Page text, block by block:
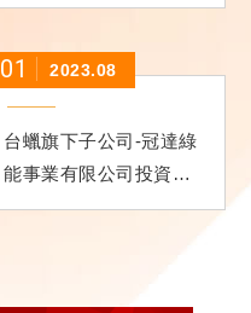
01 2023.08
台蠟旗下子公司-冠達綠
能事業有限公司投資桃
園觀音屋頂型冠達至盛